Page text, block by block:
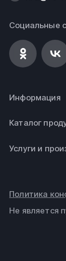
Социальные
Информация
Каталог
Услуги и
Не является
Политика